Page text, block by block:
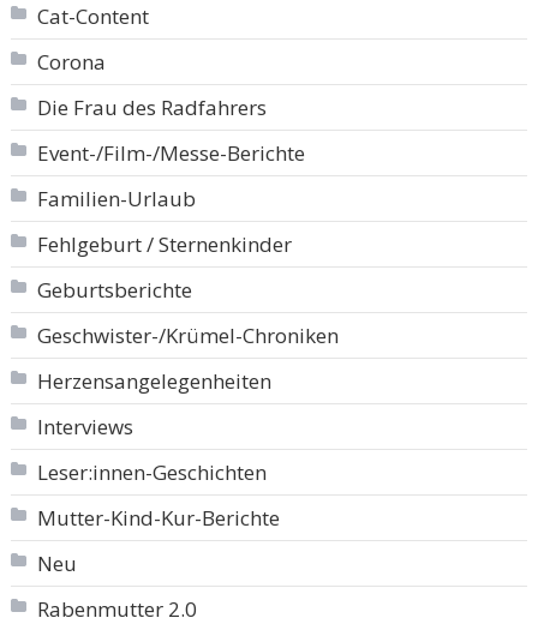
Cat-Content
Corona
Die Frau des Radfahrers
Event-/Film-/Messe-Berichte
Familien-Urlaub
Fehlgeburt / Sternenkinder
Geburtsberichte
Geschwister-/Krümel-Chroniken
Herzensangelegenheiten
Interviews
Leser:innen-Geschichten
Mutter-Kind-Kur-Berichte
Neu
Rabenmutter 2.0